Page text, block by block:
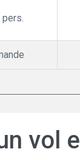
vol